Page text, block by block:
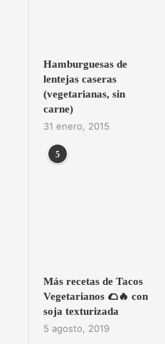
Hamburguesas de
lentejas caseras
(vegetarianas, sin
carne)
31 enero, 2015
5
Más recetas de Tacos
Vegetarianos 🌮🔥 con
soja texturizada
5 agosto, 2019